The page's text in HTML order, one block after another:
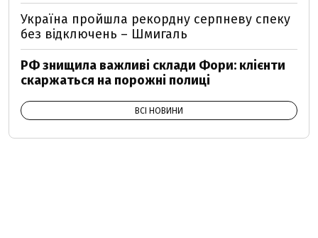
Україна пройшла рекордну серпневу спеку
без відключень – Шмигаль
РФ знищила важливі склади Фори: клієнти
скаржаться на порожні полиці
ВСІ НОВИНИ